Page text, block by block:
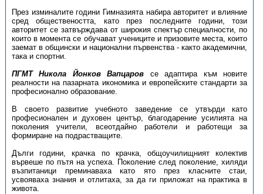
През изминалите години Гимназията набира авторитет и влияние
сред обществеността, като през последните години, този
авторитет се затвърждава от широкия спектър специалности, по
които в момента се обучават учениците и призовите места, които
заемат в общински и национал­­ни първенства - както академични,
така и спортни.
ПГМТ Никола Йонков Вапцаров се адаптира към новите
реалности на пазарната икономика и европейските стандарти за
професионално образование.
В своето развитие учебното заведение се утвърди като
професионален и духовен център, благода­рение усилията на
поколения учители, всеотдайно работели и работещи за
формиране на подрастващите.
Дълги години, крачка по крачка, общоучилищният колектив
вървеше по пътя на успеха. По­ко­­ле­ние след поколение, хиляди
възпитаници преминаваха като ято през класните стаи,
усвояваха знания и отлитаха, за да ги приложат на практика в
живота.